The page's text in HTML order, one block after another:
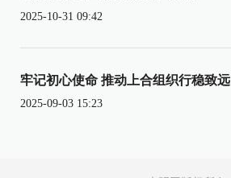
2025-10-31 09:42
牢记初心使命 推动上合组织行稳致远
2025-09-03 15:23